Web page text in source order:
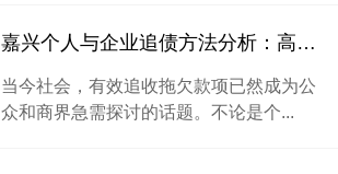
嘉兴个人与企业追债方法分析：高效追讨欠款的策略与解决方案
当今社会，有效追收拖欠款项已然成为公
众和商界急需探讨的话题。不论是个...